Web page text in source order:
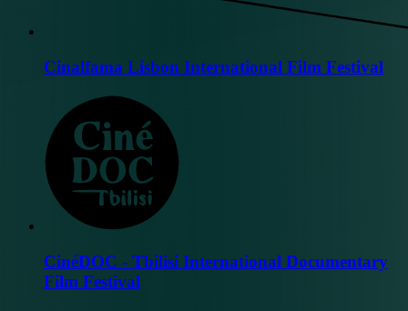
Cinalfama Lisbon International Film Festival
CinéDOC - Tbilisi International Documentary
Film Festival